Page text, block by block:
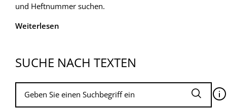
und Heftnummer suchen.
Weiterlesen
SUCHE NACH TEXTEN
🛈